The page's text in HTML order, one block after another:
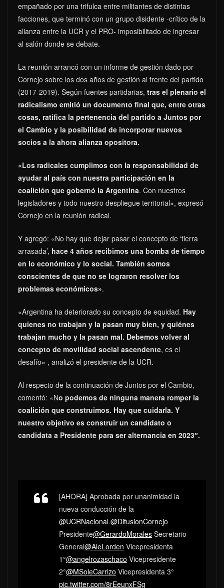
empañado por una trifulca entre militantes de distintas
facciones, que terminó con un grupo disidente -crítico de la
alianza entre la UCR y el PRO- imposibilitado de ingresar
al salón donde se debate.
La reunión arrancó con un informe de gestión dado por
Cornejo sobre los dos años de gestión al frente del partido
(2017-2019). Según fuentes partidarias, tras el plenario el
radicalismo emitió un documento final que, entre otras
cosas, ratifica la pertenencia del partido a Juntos por
el Cambio y la posibilidad de incorporar nuevos
socios a la ahora alianza opositora.
«Los radicales cumplimos con la responsabilidad de
ayudar al país con nuestra participación en la
coalición que gobernó la Argentina. Con nuestros
legisladores y todo nuestro despliegue territorial», expresó
Cornejo en la reunión radical.
Y agregó: «No hay que dejar pasar el concepto de ‘tierra
arrasada’, hace 4 años recibimos una bomba de tiempo
en lo económico y lo social. También somos
conscientes de que no se lograron resolver los
problemas económicos».
«Argentina ha deteriorado su concepto de equidad. Hay
quienes no trabajan y la pasan muy bien, y quiénes
trabajan mucho y la pasan mal. Debemos volver al
concepto de movilidad social ascendente, es el
desafío» , analizó el presidente de la UCR.
Al respecto de la continuación de Juntos por el Cambio,
comentó: «No podemos de ninguna manera romper la
coalición que construimos. Hay que cuidarla. Y
nuestro objetivo es construir un candidato o
candidata a Presidente para ser alternancia en 2023″.
[AHORA] Aprobada por unanimidad la
nueva conducción de la
@UCRNacional.@DifusionCornejo
Presidente@GerardoMorales Secretario
General@AleLorden Vicepresidenta
1°@angelrozaschaco Vicepresidente
2°@MSoleCarrizo Vicepresidenta 3°
pic.twitter.com/8rEeunxFSg